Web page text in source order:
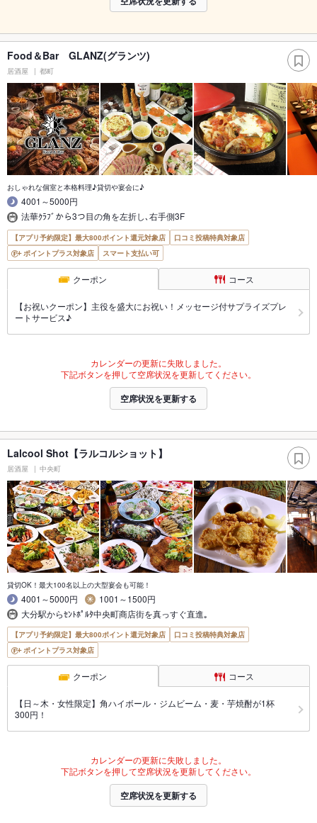
Food＆Bar GLANZ(グランツ)
居酒屋 都町
おしゃれな個室と本格料理♪貸切や宴会に♪
4001～5000円
法華ｸﾗﾌﾞから3つ目の角を左折し､右手側3F
【アプリ予約限定】最大800ポイント還元対象店
口コミ投稿特典対象店
ポイントプラス対象店
スマート支払い可
クーポン コース
【お祝いクーポン】主役を盛大にお祝い！メッセージ付サプライズプレ
ートサービス♪
カレンダーの更新に失敗しました。
下記ボタンを押して空席状況を更新してください。
空席状況を更新する
Lalcool Shot【ラルコルショット】
居酒屋 中央町
貸切OK！最大100名以上の大型宴会も可能！
4001～5000円
1001～1500円
大分駅からｾﾝﾄﾎﾟﾙﾀ中央町商店街を真っすぐ直進｡
【アプリ予約限定】最大800ポイント還元対象店
口コミ投稿特典対象店
ポイントプラス対象店
クーポン コース
【日～木・女性限定】角ハイボール・ジムビーム・麦・芋焼酎が1杯
300円！
カレンダーの更新に失敗しました。
下記ボタンを押して空席状況を更新してください。
空席状況を更新する